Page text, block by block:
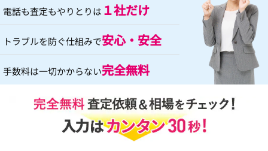
電話も査定もやりとりは １社だけ
トラブルを防ぐ仕組みで安心・安全
手数料は一切かからない完全無料